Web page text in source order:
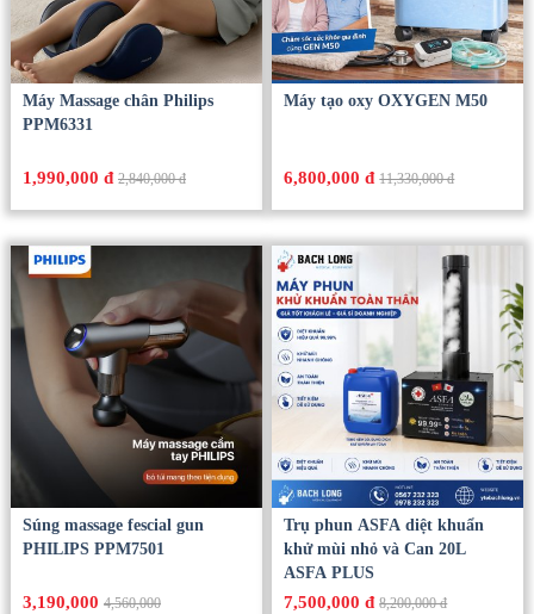
Máy Massage chân Philips
PPM6331
1,990,000 đ 2,840,000 đ
Máy tạo oxy OXYGEN M50
6,800,000 đ 11,330,000 đ
Súng massage fescial gun
PHILIPS PPM7501
3,190,0004,560,000
Trụ phun ASFA diệt khuẩn
khử mùi nhỏ và Can 20L
ASFA PLUS
7,500,000 đ 8,200,000 đ